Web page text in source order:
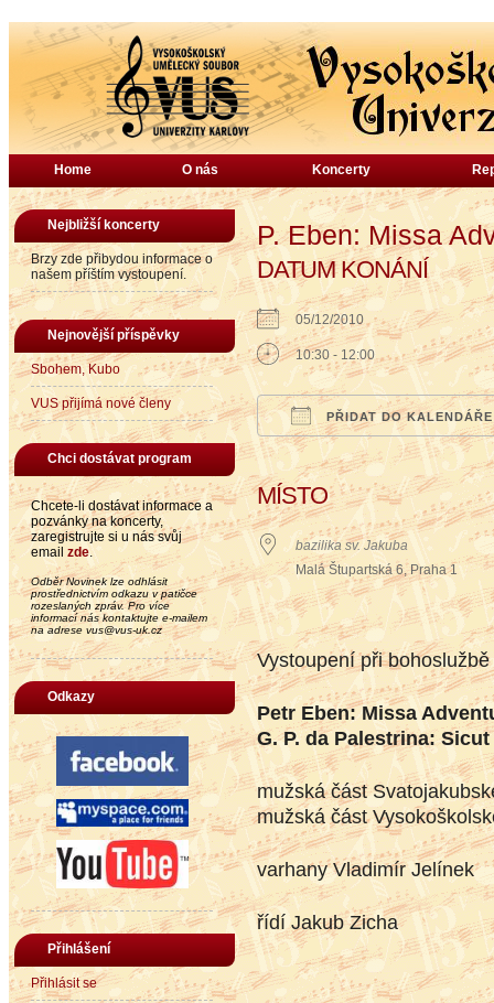
Home O nás Koncerty
Nejbližší koncerty
Brzy zde přibydou informace o
našem příštím vystoupení.
Nejnovější příspěvky
Sbohem, Kubo
VUS přijímá nové členy
Chci dostávat program
Chcete-li dostávat informace a
pozvánky na koncerty,
zaregistrujte si u nás svůj
email zde.
Odběr Novinek lze odhlásit
prostřednictvím odkazu v patičce
rozeslaných zpráv. Pro více
informací nás kontaktujte e-mailem
na adrese vus@vus-uk.cz
Odkazy
Přihlášení
Přihlásit se
P. Eben: Missa
DATUM KONÁNÍ
05/12/2010
10:30 - 12:00
PŘIDAT DO KALENDÁŘE
Download ICSGoogle Calendar
iCalendarOffice
MÍSTO
bazilika sv. Jakuba
Malá Štupartská 6, Praha 1
Vystoupení při
Petr Eben: Missa
G. P. da Palestrina:
mužská část
mužská část
varhany Vladimír Jelínek
řídí Jakub Zicha